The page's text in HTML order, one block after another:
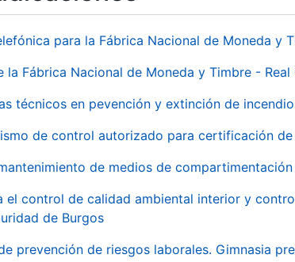
para la Fábrica Nacional de Moneda y
la Fábrica Nacional de Moneda y Timbre - Real
técnicos en pevención y extinción de
de control autorizado para certificación de
de medios de
el control de calidad ambiental interior y
de Burgos
prevención de riesgos laborales. Gimnasia